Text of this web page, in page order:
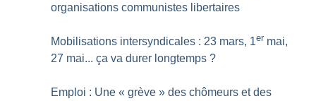
organisations communistes libertaires
Mobilisations intersyndicales : 23 mars, 1er mai,
27 mai... ça va durer longtemps ?
Emploi : Une « grève » des chômeurs et des